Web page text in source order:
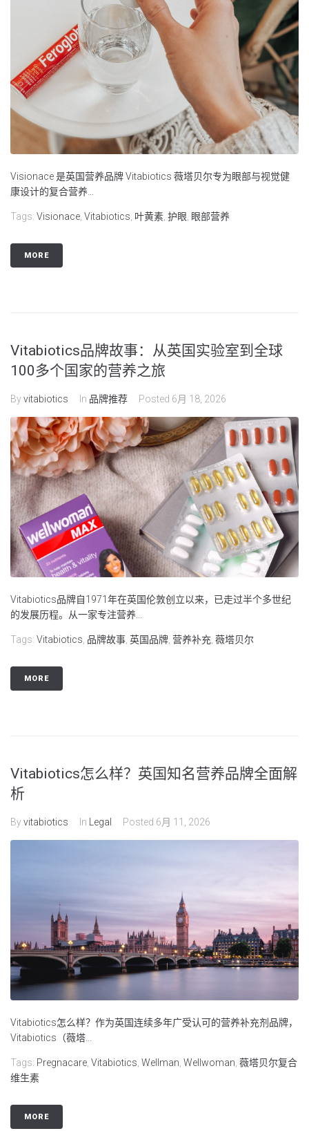
Visionace 是英国营养品牌 Vitabiotics 薇塔贝尔专为眼部与视觉健
康设计的复合营养...
Tags: Visionace Vitabiotics 叶黄素 护眼 眼部营养
MORE
Vitabiotics品牌故事：从英国实验室到全球
100多个国家的营养之旅
Byvitabiotics In 品牌推荐 Posted 6月 18, 2026
Vitabiotics品牌自1971年在英国伦敦创立以来，已走过半个多世纪
的发展历程。从一家专注营养...
Tags: Vitabiotics 品牌故事 英国品牌 营养补充 薇塔贝尔
MORE
Vitabiotics怎么样？英国知名营养品牌全面解
析
Byvitabiotics In Legal Posted 6月 11, 2026
Vitabiotics怎么样？作为英国连续多年广受认可的营养补充剂品牌，
Vitabiotics（薇塔...
Tags: Pregnacare, Vitabiotics, Wellman, Wellwoman, 薇塔贝尔复合
维生素
MORE